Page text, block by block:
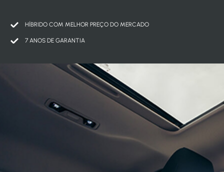
HÍBRIDO COM MELHOR PREÇO DO MERCADO
7 ANOS DE GARANTIA